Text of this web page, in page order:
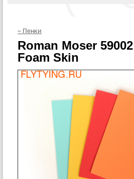
~ Пенки
Roman Moser
Foam Skin